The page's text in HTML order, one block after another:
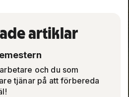
artiklar
och du som
tjänar på att förbereda